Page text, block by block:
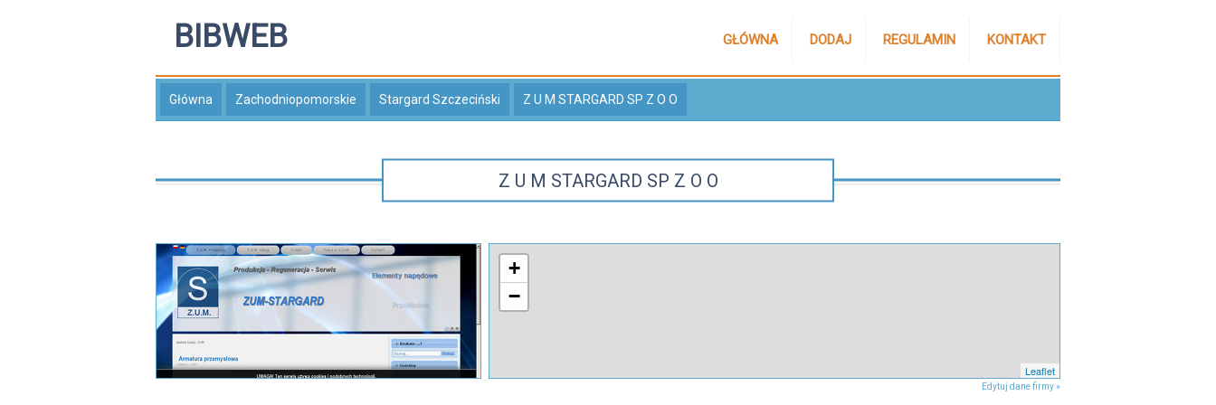
BIBWEB GŁÓWNA DODAJ REGULAMIN KONTAKT
Główna Zachodniopomorskie Stargard Szczeciński Z U M STARGARD SP Z O O
Z U M STARGARD SP Z O O
+
−
Leaflet
Edytuj dane firmy »